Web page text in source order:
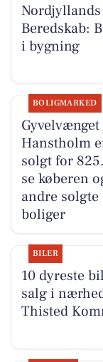
Nordjyllands
Beredskab:
i bygning
BOLIGMARKED
Hanstholm
solgt for
se køberen
andre solgte
boliger
BILER
10 dyreste
salg i
Thisted